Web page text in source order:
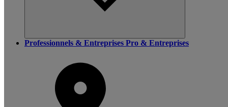
Professionnels & Entreprises Pro & Entreprises